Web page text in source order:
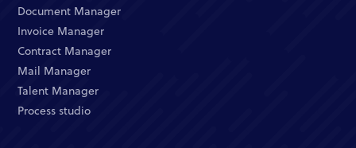
Document Manager​
Invoice Manager​
Contract Manager​
Mail Manager​
Talent Manager​
Process studio